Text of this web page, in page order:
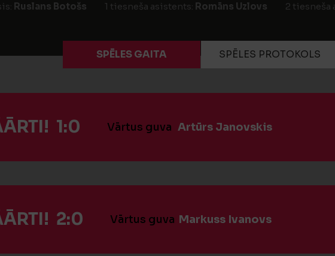
Ruslans Botošs 1 tiesneša asistents: Romāns Uzlovs 2 tiesneša
SPĒLES GAITA SPĒLES PROTOKOLS
1:0 Vārtus guva Artūrs Janovskis
2:0 Vārtus guva Markuss Ivanovs